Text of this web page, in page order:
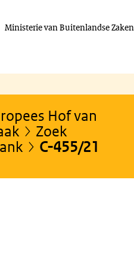
Ministerie van Buitenlandse Zaken
Hof van
Zoek
C-455/21